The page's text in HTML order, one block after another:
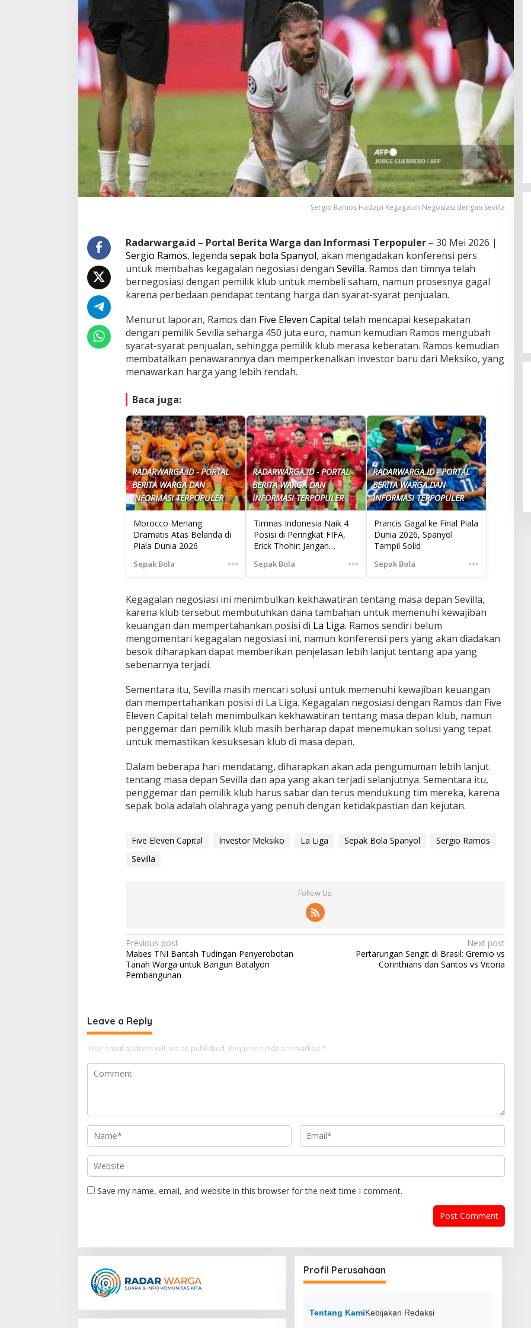
Sergio Ramos Hadapi Kegagalan Negosiasi dengan Sevilla
Radarwarga.id – Portal Berita Warga dan Informasi Terpopuler– 30 Mei 2026 |
Sergio Ramos, legenda sepak bola Spanyol, akan mengadakan konferensi pers
untuk membahas kegagalan negosiasi dengan Sevilla. Ramos dan timnya telah
bernegosiasi dengan pemilik klub untuk membeli saham, namun prosesnya gagal
karena perbedaan pendapat tentang harga dan syarat-syarat penjualan.
Menurut laporan, Ramos dan Five Eleven Capital telah mencapai kesepakatan
dengan pemilik Sevilla seharga 450 juta euro, namun kemudian Ramos mengubah
syarat-syarat penjualan, sehingga pemilik klub merasa keberatan. Ramos kemudian
membatalkan penawarannya dan memperkenalkan investor baru dari Meksiko, yang
menawarkan harga yang lebih rendah.
Baca juga:
RADARWARGA.ID - PORTAL
BERITA WARGA DAN
INFORMASI TERPOPULER
Morocco Menang
Dramatis Atas Belanda di
Piala Dunia 2026
Sepak Bola •••
RADARWARGA.ID - PORTAL
BERITA WARGA DAN
INFORMASI TERPOPULER
Timnas Indonesia Naik 4
Posisi di Peringkat FIFA,
Erick Thohir: Jangan
Sepak Bola •••
RADARWARGA.ID - PORTAL
BERITA WARGA DAN
INFORMASI TERPOPULER
Prancis Gagal ke Final Piala
Dunia 2026, Spanyol
Tampil Solid
Sepak Bola •••
Kegagalan negosiasi ini menimbulkan kekhawatiran tentang masa depan Sevilla,
karena klub tersebut membutuhkan dana tambahan untuk memenuhi kewajiban
keuangan dan mempertahankan posisi di La Liga. Ramos sendiri belum
mengomentari kegagalan negosiasi ini, namun konferensi pers yang akan diadakan
besok diharapkan dapat memberikan penjelasan lebih lanjut tentang apa yang
sebenarnya terjadi.
Sementara itu, Sevilla masih mencari solusi untuk memenuhi kewajiban keuangan
dan mempertahankan posisi di La Liga. Kegagalan negosiasi dengan Ramos dan Five
Eleven Capital telah menimbulkan kekhawatiran tentang masa depan klub, namun
penggemar dan pemilik klub masih berharap dapat menemukan solusi yang tepat
untuk memastikan kesuksesan klub di masa depan.
Dalam beberapa hari mendatang, diharapkan akan ada pengumuman lebih lanjut
tentang masa depan Sevilla dan apa yang akan terjadi selanjutnya. Sementara itu,
penggemar dan pemilik klub harus sabar dan terus mendukung tim mereka, karena
sepak bola adalah olahraga yang penuh dengan ketidakpastian dan kejutan.
Five Eleven Capital Investor Meksiko La Liga Sepak Bola Spanyol
Sergio Ramos
Sevilla
Follow Us
P
o
s
n
a
v
i
g
t
i
o
n
Previous post
Mabes TNI Bantah Tudingan Penyerobotan
Tanah Warga untuk Bangun Batalyon
Pembangunan
Next post
Pertarungan Sengit di Brasil: Gremio vs
Corinthians dan Santos vs Vitoria
Leave a Reply
Your email address will not be published. Required fields are marked *
Save my name, email, and website in this browser for the next time I comment.
Chelsea Kalah dari Juventus,
Arsenal Siap Tawar Kenan Yildiz
Profil Perusahaan
Tentang KamiKebijakan Redaksi